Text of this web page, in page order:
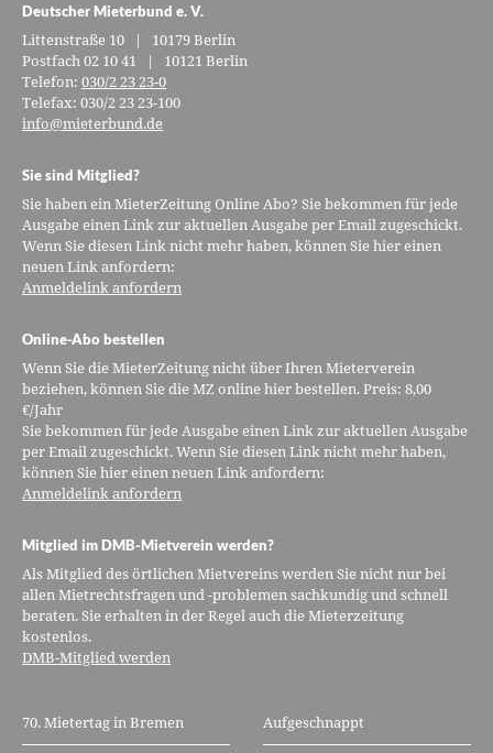
Deutscher Mieterbund e. V.
Littenstraße 10 | 10179 Berlin
Postfach 02 10 41 | 10121 Berlin
Telefon:030/2 23 23-0
Telefax: 030/2 23 23-100
info@mieterbund.de
Sie sind Mitglied?
Sie haben ein MieterZeitung Online Abo? Sie bekommen für jede
Ausgabe einen Link zur aktuellen Ausgabe per Email zugeschickt.
Wenn Sie diesen Link nicht mehr haben, können Sie hier einen
neuen Link anfordern:
Anmeldelink anfordern
Online-Abo bestellen
Wenn Sie die MieterZeitung nicht über Ihren Mieterverein
beziehen, können Sie die MZ online hier bestellen. Preis: 8,00
€/Jahr
Sie bekommen für jede Ausgabe einen Link zur aktuellen Ausgabe
per Email zugeschickt. Wenn Sie diesen Link nicht mehr haben,
können Sie hier einen neuen Link anfordern:
Anmeldelink anfordern
Mitglied im DMB-Mietverein werden?
Als Mitglied des örtlichen Mietvereins werden Sie nicht nur bei
allen Mietrechtsfragen und -problemen sachkundig und schnell
beraten. Sie erhalten in der Regel auch die Mieterzeitung
kostenlos.
DMB-Mitglied werden
70. Mietertag in Bremen Aufgeschnappt